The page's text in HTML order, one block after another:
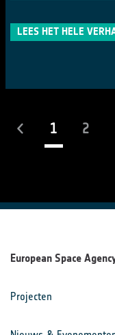
LEES HET HELE
1(actueel)
2
European Space
Projecten